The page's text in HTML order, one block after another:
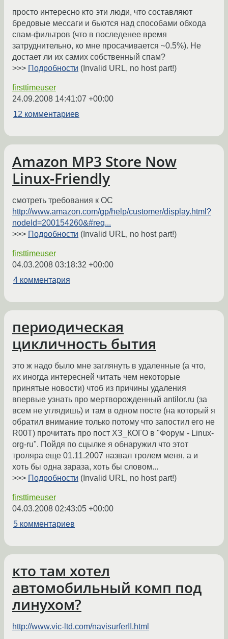
просто интересно кто эти люди, что составляют
бредовые мессаги и бьются над способами обхода
спам-фильтров (что в последенее время
затруднительно, ко мне просачивается ~0.5%). Не
достает ли их самих собственный спам?
>>> Подробности (Invalid URL, no host part!)
firsttimeuser
24.09.2008 14:41:07 +00:00
12 комментариев
Amazon MP3 Store Now
Linux-Friendly
смотреть требования к ОС
http://www.amazon.com/gp/help/customer/display.html?
nodeId=200154260&#req...
>>> Подробности (Invalid URL, no host part!)
firsttimeuser
04.03.2008 03:18:32 +00:00
4 комментария
периодическая
цикличность бытия
это ж надо было мне заглянуть в удаленные (а что,
их иногда интересней читать чем некоторые
принятые новости) чтоб из причины удаления
впервые узнать про мертворожденный antilor.ru (за
всем не углядишь) и там в одном посте (на который я
обратил внимание только потому что запостил его не
R00T) прочитать про пост ХЗ_КОГО в "Форум - Linux-
org-ru". Пойдя по сцылке я обнаружил что этот
троляра еще 01.11.2007 назвал тролем меня, а и
хоть бы одна зараза, хоть бы словом...
>>> Подробности (Invalid URL, no host part!)
firsttimeuser
04.03.2008 02:43:05 +00:00
5 комментариев
кто там хотел
автомобильный комп под
линухом?
http://www.vic-ltd.com/navisurferII.html